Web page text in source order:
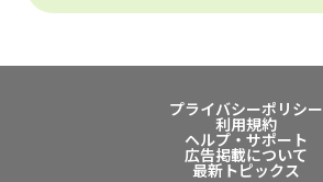
プライバシーポリシー
利用規約
ヘルプ・サポート
広告掲載について
最新トピックス